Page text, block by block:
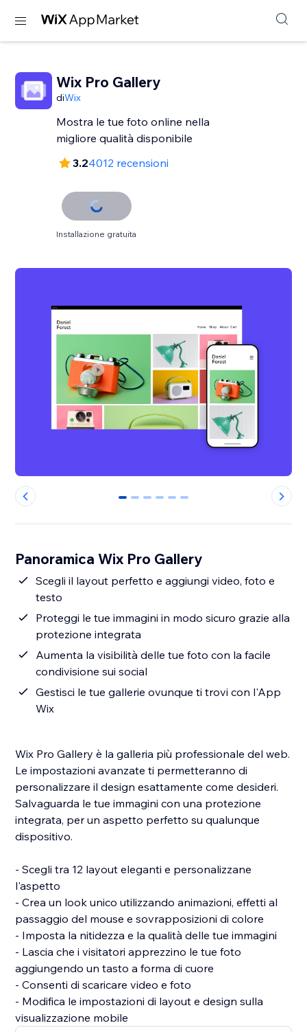
Wix Pro Gallery
diWix
Mostra le tue foto online nella
migliore qualità disponibile
3.24012 recensioni
Installazione gratuita
0 1 2 3 4 5
Panoramica Wix Pro Gallery
Scegli il layout perfetto e aggiungi video, foto e
testo
Proteggi le tue immagini in modo sicuro grazie alla
protezione integrata
Aumenta la visibilità delle tue foto con la facile
condivisione sui social
Gestisci le tue gallerie ovunque ti trovi con l'App
Wix
Wix Pro Gallery è la galleria più professionale del web.
Le impostazioni avanzate ti permetteranno di
personalizzare il design esattamente come desideri.
Salvaguarda le tue immagini con una protezione
integrata, per un aspetto perfetto su qualunque
dispositivo.
- Scegli tra 12 layout eleganti e personalizzane
l'aspetto
- Crea un look unico utilizzando animazioni, effetti al
passaggio del mouse e sovrapposizioni di colore
- Imposta la nitidezza e la qualità delle tue immagini
- Lascia che i visitatori apprezzino le tue foto
aggiungendo un tasto a forma di cuore
- Consenti di scaricare video e foto
- Modifica le impostazioni di layout e design sulla